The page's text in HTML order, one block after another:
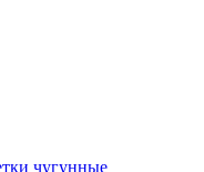
чугунные